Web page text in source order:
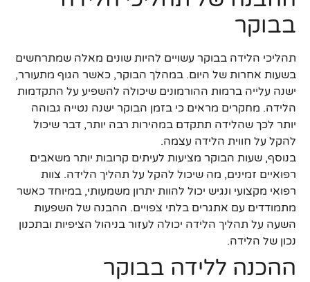
בבוקר
תהליכי הלידה בבוקר עשויים להיות שונים מאלה שמתרחשים
בשעות אחרות של היום. במהלך הבוקר, כאשר הגוף מתעורר,
ישנה עלייה ברמות ההורמונים שיכולה להשפיע על התקדמות
הלידה. מחקרים מראים כי בזמן הבוקר ישנה נטייה גבוהה
יותר לכך שהלידה תתקדם במהירות רבה יותר, דבר שיכול
להקל על חווית הלידה עצמה.
בנוסף, שעות הבוקר מציעות לעיתים קרובות יותר משאבים
רפואיים זמינים, מה שיכול להקל על תהליך הלידה. צוות
רפואי מקצועי ונגיש יכול להוות יתרון משמעותי, במיוחד כאשר
מתמודדים עם אתגרים בלתי צפויים. ההבנה של השפעות
השעה על תהליך הלידה יכולה לעזור בניהול הציפיות ובתכנון
נכון של הלידה.
ההכנה ללידה בבוקר